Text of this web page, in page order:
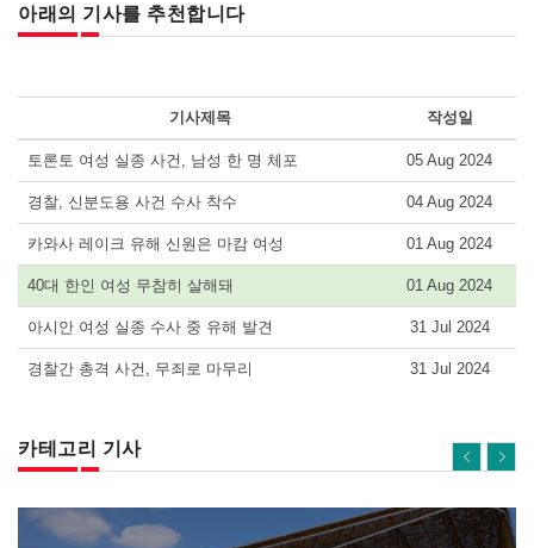
아래의 기사를 추천합니다
기사제목 작성일
토론토 여성 실종 사건, 남성 한 명 체포 05 Aug 2024
경찰, 신분도용 사건 수사 착수 04 Aug 2024
카와사 레이크 유해 신원은 마캄 여성 01 Aug 2024
40대 한인 여성 무참히 살해돼 01 Aug 2024
아시안 여성 실종 수사 중 유해 발견 31 Jul 2024
경찰간 총격 사건, 무죄로 마무리 31 Jul 2024
카테고리 기사